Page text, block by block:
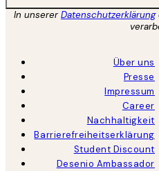
In unsererDatenschutzerklärung
Über uns
Presse
Impressum
Career
Nachhaltigkeit
Barrierefreiheitserklärung
Student Discount
Desenio Ambassador